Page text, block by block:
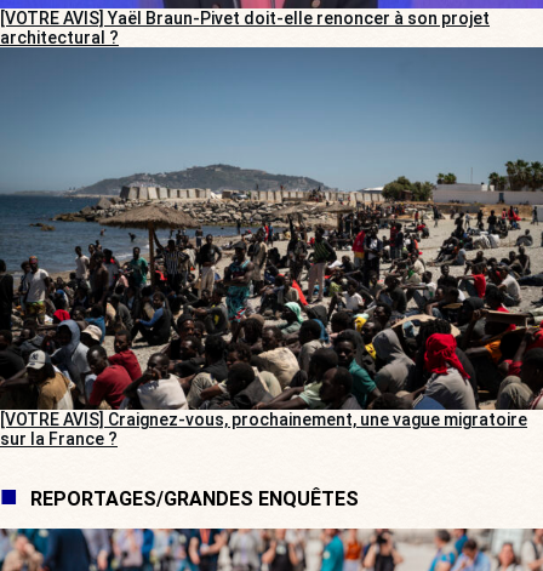
[VOTRE AVIS] Yaël Braun-Pivet doit-elle renoncer à son projet
architectural ?
[VOTRE AVIS] Craignez-vous, prochainement, une vague migratoire
sur la France ?
REPORTAGES/GRANDES ENQUÊTES